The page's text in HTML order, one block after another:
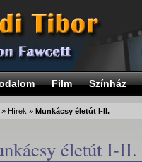
Film Színház
» Hírek » Munkácsy életút I-II.
életút I-II.